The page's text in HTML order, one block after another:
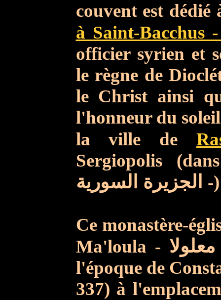
couvent est dédié
à Saint-Bacchus
officier syrien et
le règne de
le Christ ainsi
l'honneur du
la ville de
Sergiopolis
-
Ce monastère-
Ma'loula -
l'époque de
337) à